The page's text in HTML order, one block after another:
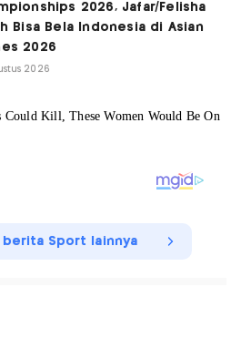
2026, Jafar/Felisha
Bisa Bela Indonesia di Asian
2026
2026
berita Sport lainnya